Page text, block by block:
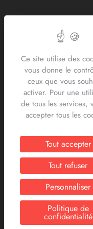
Ce site utilise des
vous donne le
ceux que vous
activer. Pour une
de tous les services,
accepter tous les
Tout accepter
Tout refuser
Personnaliser
Politique de
confidentialité
Restons
Copyright ©